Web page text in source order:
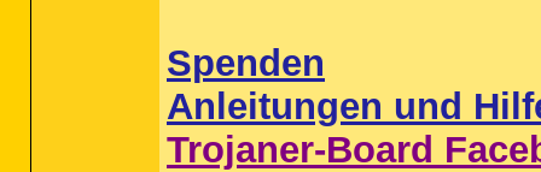
Spenden
Anleitungen und
Trojaner-Board